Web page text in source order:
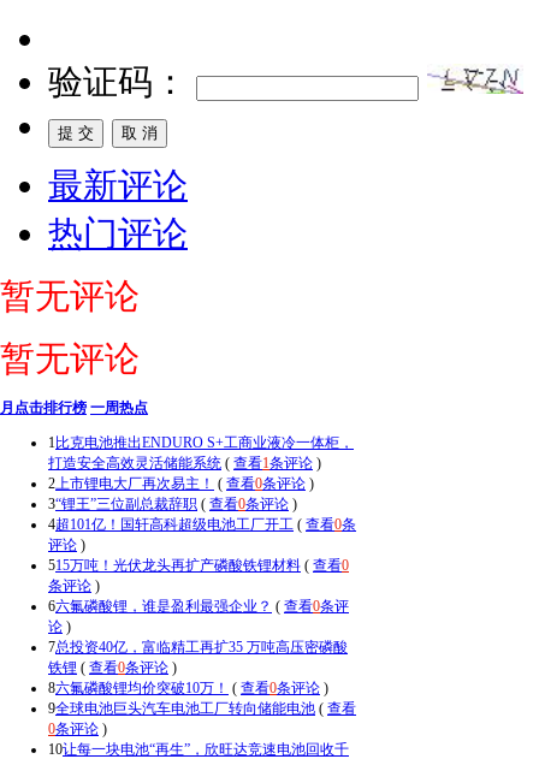
验证码：
最新评论
热门评论
暂无评论
暂无评论
月点击排行榜 一周热点
1比克电池推出ENDURO S+工商业液冷一体柜，
打造安全高效灵活储能系统 ( 查看1条评论 )
2上市锂电大厂再次易主！ ( 查看0条评论 )
3“锂王”三位副总裁辞职 ( 查看0条评论 )
4超101亿！国轩高科超级电池工厂开工 ( 查看0条
评论 )
515万吨！光伏龙头再扩产磷酸铁锂材料 ( 查看0
条评论 )
6六氟磷酸锂，谁是盈利最强企业？ ( 查看0条评
论 )
7总投资40亿，富临精工再扩35 万吨高压密磷酸
铁锂 ( 查看0条评论 )
8六氟磷酸锂均价突破10万！ ( 查看0条评论 )
9全球电池巨头汽车电池工厂转向储能电池 ( 查看
0条评论 )
10让每一块电池“再生”，欣旺达竞速电池回收千